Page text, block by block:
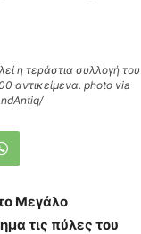
η τεράστια συλλογή του
αντικείμενα. photo via
Μεγάλο
τις πύλες του